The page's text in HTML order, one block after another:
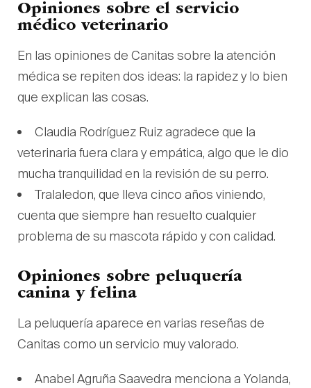
Opiniones sobre el servicio
médico veterinario
En las opiniones de Canitas sobre la atención
médica se repiten dos ideas: la rapidez y lo bien
que explican las cosas.
Claudia Rodríguez Ruiz agradece que la
veterinaria fuera clara y empática, algo que le dio
mucha tranquilidad en la revisión de su perro.
Tralaledon, que lleva cinco años viniendo,
cuenta que siempre han resuelto cualquier
problema de su mascota rápido y con calidad.
Opiniones sobre peluquería
canina y felina
La peluquería aparece en varias reseñas de
Canitas como un servicio muy valorado.
Anabel Agruña Saavedra menciona a Yolanda,